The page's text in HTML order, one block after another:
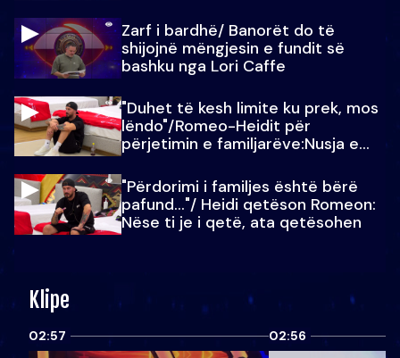
Zarf i bardhë/ Banorët do të
shijojnë mëngjesin e fundit së
bashku nga Lori Caffe
"Duhet të kesh limite ku prek, mos
lëndo"/Romeo-Heidit për
përjetimin e familjarëve:Nusja e
"Përdorimi i familjes është bërë
pafund…"/ Heidi qetëson Romeon:
Nëse ti je i qetë, ata qetësohen
Klipe
02:57 02:56